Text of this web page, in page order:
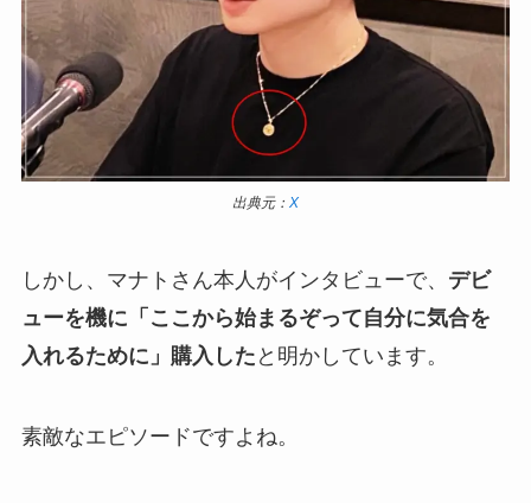
出典元： X
しかし、マナトさん本人がインタビューで、 デビ
ューを機に「ここから始まるぞって自分に気合を
入れるために」購入した と明かしています。
素敵なエピソードですよね。